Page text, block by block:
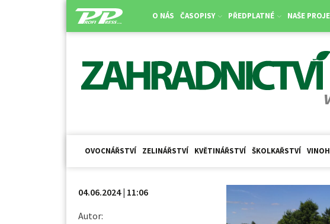
O NÁS ČASOPISY PŘEDPLATNÉ NAŠE
OVOCNÁŘSTVÍ ZELINÁŘSTVÍ KVĚTINÁŘSTVÍ ŠKOLKAŘSTVÍ
04.06.2024 | 11:06
Autor: